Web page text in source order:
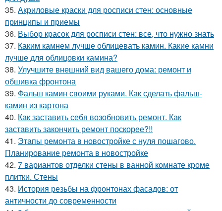
35. Акриловые краски для росписи стен: основные
принципы и приемы
36. Выбор красок для росписи стен: все, что нужно знать
37. Каким камнем лучше облицевать камин. Какие камни
лучше для облицовки камина?
38. Улучшите внешний вид вашего дома: ремонт и
обшивка фронтона
39. Фальш камин своими руками. Как сделать фальш-
камин из картона
40. Как заставить себя возобновить ремонт. Как
заставить закончить ремонт поскорее?!!
41. Этапы ремонта в новостройке с нуля пошагово.
Планирование ремонта в новостройке
42. 7 вариантов отделки стены в ванной комнате кроме
плитки. Стены
43. История резьбы на фронтонах фасадов: от
античности до современности